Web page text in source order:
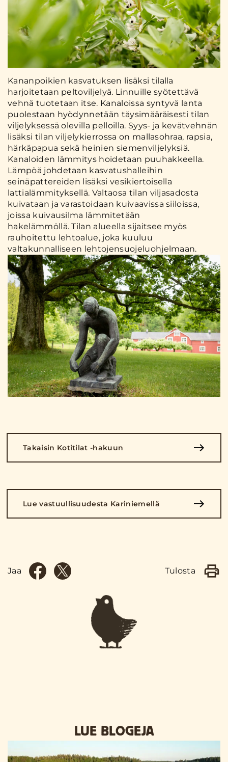
Kananpoikien kasvatuksen lisäksi tilalla
harjoitetaan peltoviljelyä. Linnuille syötettävä
vehnä tuotetaan itse. Kanaloissa syntyvä lanta
puolestaan hyödynnetään täysimääräisesti tilan
viljelyksessä olevilla pelloilla. Syys- ja kevätvehnän
lisäksi tilan viljelykierrossa on mallasohraa, rapsia,
härkäpapua sekä heinien siemenviljelyksiä.
Kanaloiden lämmitys hoidetaan puuhakkeella.
Lämpöä johdetaan kasvatushalleihin
seinäpattereiden lisäksi vesikiertoisella
lattialämmityksellä. Valtaosa tilan viljasadosta
kuivataan ja varastoidaan kuivaavissa siiloissa,
joissa kuivausilma lämmitetään
hakelämmöllä. Tilan alueella sijaitsee myös
rauhoitettu lehtoalue, joka kuuluu
valtakunnalliseen lehtojensuojeluohjelmaan.
Takaisin Kotitilat -hakuun
Lue vastuullisuudesta Kariniemellä
Jaa Tulosta
LUE BLOGEJA